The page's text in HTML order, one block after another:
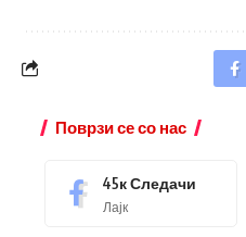
Поврзи се со нас
45кСледачи
Лајк